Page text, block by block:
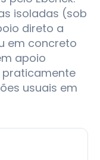
isoladas (sob
direto a
em concreto
apoio
praticamente
usuais em